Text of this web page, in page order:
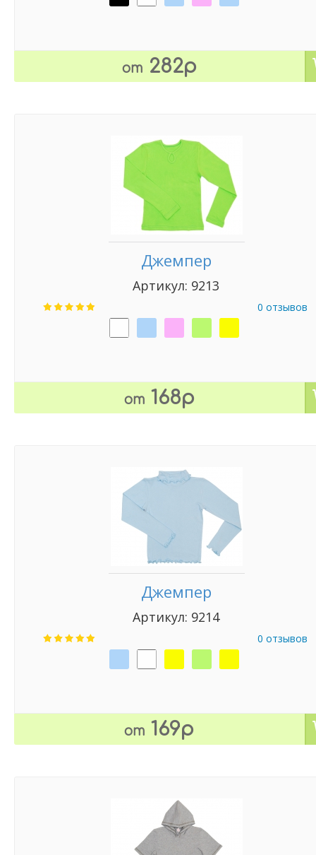
от 282р
Джемпер
Артикул: 9213
0 отзывов
от 168р
Джемпер
Артикул: 9214
0 отзывов
от 169р